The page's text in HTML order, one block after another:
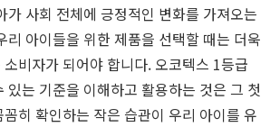
가 사회 전체에 긍정적인 변화를 가져오는
리 아이들을 위한 제품을 선택할 때는 더욱
비자가 되어야 합니다. 오코텍스 1등급
있는 기준을 이해하고 활용하는 것은 그 첫
히 확인하는 작은 습관이 우리 아이를 유